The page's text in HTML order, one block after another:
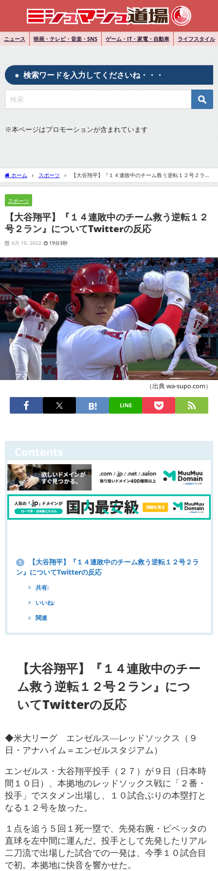
ニュース 映画・テレビ・音楽・SNS ゲーム・IT・家電・自動車 ライフスタイル
検索ワードを入力してくださいね・・・
※本ページはプロモーションが含まれています
ホーム スポーツ
【大谷翔平】『１４連敗中のチーム救う逆転１２号２ラ
ン』についてTwitterの反応
スポーツ
【大谷翔平】『１４連敗中のチーム救う逆転１２
号２ラン』についてTwitterの反応
6月 10, 2022 19分3秒
（出典 wa-supo.com）
LINE
Contents
1
【大谷翔平】『１４連敗中のチーム救う逆転１２号２ラ
ン』についてTwitterの反応
共有:
いいね:
関連
【大谷翔平】『１４連敗中のチー
ム救う逆転１２号２ラン』につ
いてTwitterの反応
◆米大リーグ エンゼルス―レッドソックス（９
日・アナハイム＝エンゼルスタジアム）
エンゼルス・大谷翔平投手（２７）が９日（日本時
間１０日）、本拠地のレッドソックス戦に「２番・
投手」でスタメン出場し、１０試合ぶりの本塁打と
なる１２号を放った。
１点を追う５回１死一塁で、先発右腕・ピベッタの
直球を左中間に運んだ。投手として先発したリアル
二刀流で出場した試合での一発は、今季１０試合目
で初。本拠地に快音を響かせた。